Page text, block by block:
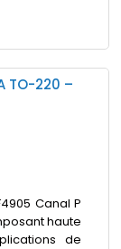
TO-220 –
Canal P
haute
de